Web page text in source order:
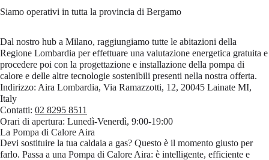
Siamo operativi in tutta la provincia di Bergamo
Dal nostro hub a Milano, raggiungiamo tutte le abitazioni della
Regione Lombardia per effettuare una valutazione energetica gratuita e
procedere poi con la progettazione e installazione della pompa di
calore e delle altre tecnologie sostenibili presenti nella nostra offerta.
Indirizzo: Aira Lombardia, Via Ramazzotti, 12, 20045 Lainate MI,
Italy
Contatti: 02 8295 8511
Orari di apertura: Lunedì-Venerdì, 9:00-19:00
La Pompa di Calore Aira
Devi sostituire la tua caldaia a gas? Questo è il momento giusto per
farlo. Passa a una Pompa di Calore Aira: è intelligente, efficiente e